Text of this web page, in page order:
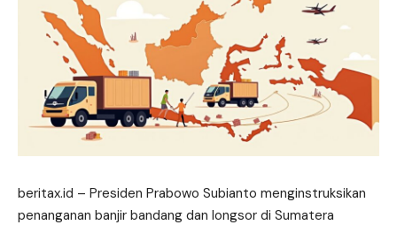
beritax.id – Presiden Prabowo Subianto menginstruksikan
penanganan banjir bandang dan longsor di Sumatera